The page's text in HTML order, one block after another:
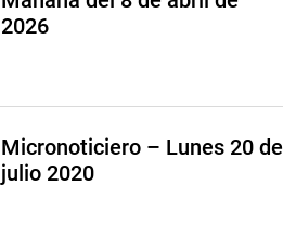
2026
Micronoticiero – Lunes 20 de
julio 2020